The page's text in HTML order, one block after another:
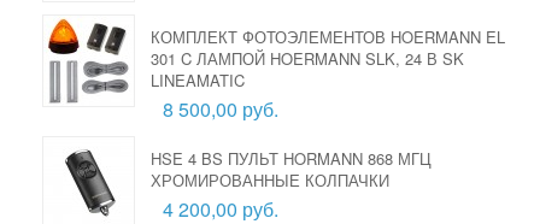
КОМПЛЕКТ ФОТОЭЛЕМЕНТОВ HOERMANN EL
301 C ЛАМПОЙ HOERMANN SLK, 24 В SK
LINEAMATIC
8 500,00 руб.
HSE 4 BS ПУЛЬТ HORMANN 868 МГЦ
ХРОМИРОВАННЫЕ КОЛПАЧКИ
4 200,00 руб.